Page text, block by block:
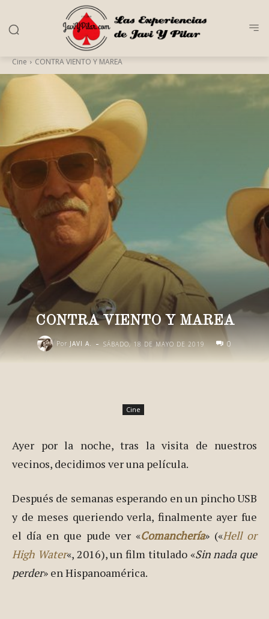
Cine CONTRA VIENTO Y MAREA
CONTRA VIENTO Y MAREA
Por JAVI A. - SÁBADO, 18 DE MAYO DE 2019 0
Cine
Ayer por la noche, tras la visita de nuestros
vecinos, decidimos ver una película.
Después de semanas esperando en un pincho USB
y de meses queriendo verla, finalmente ayer fue
el día en que pude ver «Comanchería» («Hell or
High Water«, 2016), un film titulado «Sin nada que
perder» en Hispanoamérica.